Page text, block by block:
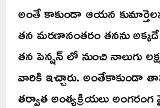
అంతే కాకుండా ఆయన
తన మరణానంతరం తనను
తన పెన్షన్ లో నుంచి నాలుగు
వారికి ఇచ్చారు. అంతేకాకుండా
తర్వాత అంత్యక్రియలు